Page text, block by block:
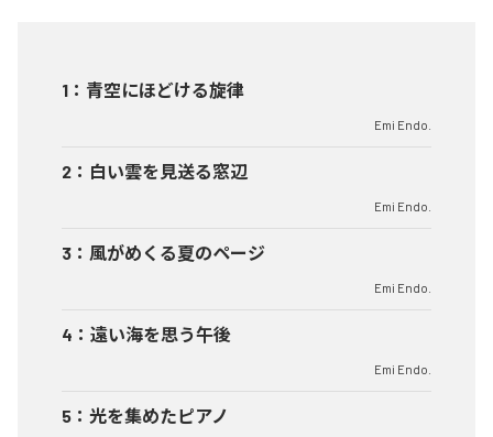
1 ： 青空にほどける旋律
Emi Endo.
2 ： 白い雲を見送る窓辺
Emi Endo.
3 ： 風がめくる夏のページ
Emi Endo.
4 ： 遠い海を思う午後
Emi Endo.
5 ： 光を集めたピアノ